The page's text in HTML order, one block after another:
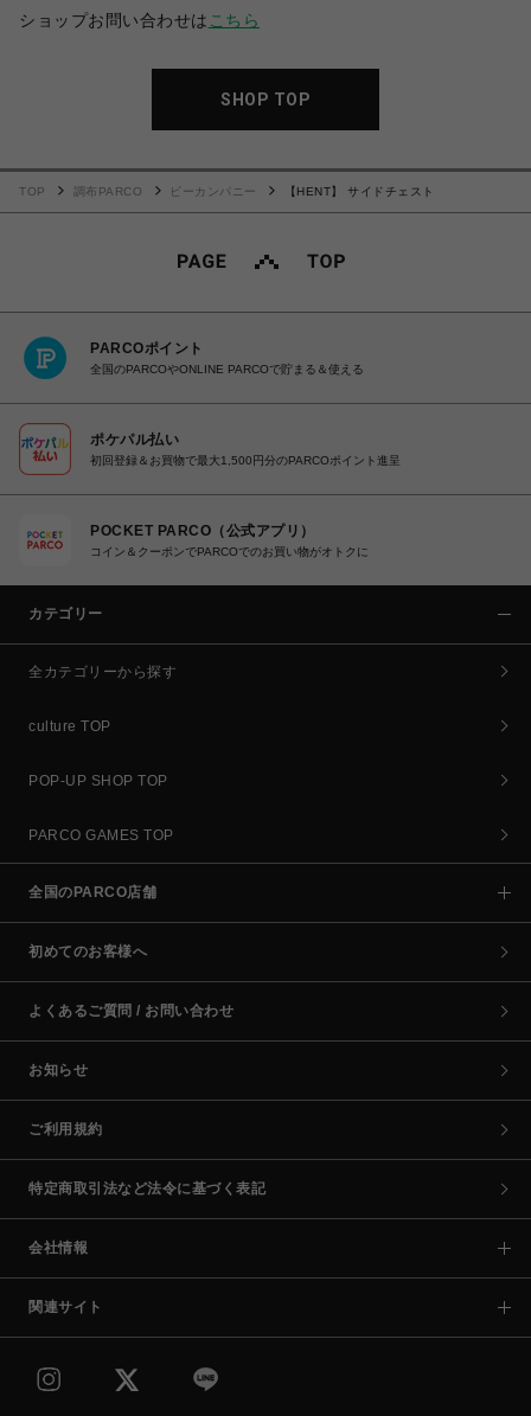
ショップお問い合わせは こちら
SHOP TOP
TOP 調布PARCO ビーカンパニー 【HENT】 サイドチェスト
PARCOポイント
全国のPARCOやONLINE PARCOで貯まる＆使える
ポケパル払い
初回登録＆お買物で最大1,500円分のPARCOポイント進呈
POCKET PARCO（公式アプリ）
コイン＆クーポンでPARCOでのお買い物がオトクに
カテゴリー
全カテゴリーから探す
culture TOP
POP-UP SHOP TOP
PARCO GAMES TOP
全国のPARCO店舗
初めてのお客様へ
よくあるご質問 / お問い合わせ
お知らせ
ご利用規約
特定商取引法など法令に基づく表記
会社情報
関連サイト